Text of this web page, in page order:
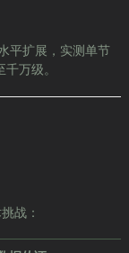
平扩展，实测单节
万级。
战：